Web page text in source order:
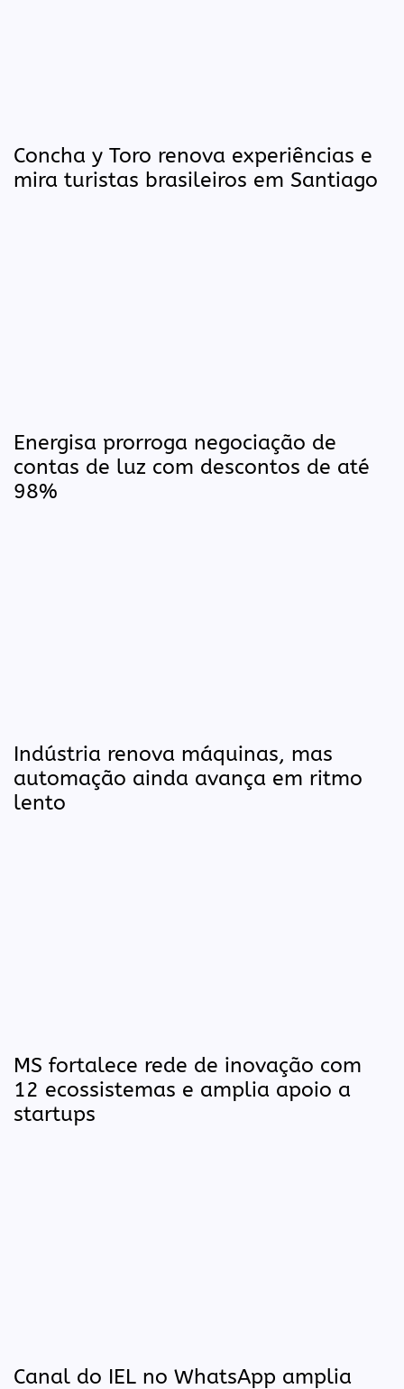
Concha y Toro renova experiências e
mira turistas brasileiros em Santiago
Energisa prorroga negociação de
contas de luz com descontos de até
98%
Indústria renova máquinas, mas
automação ainda avança em ritmo
lento
MS fortalece rede de inovação com
12 ecossistemas e amplia apoio a
startups
Canal do IEL no WhatsApp amplia